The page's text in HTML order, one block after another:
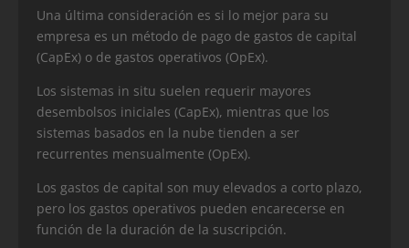
Una última consideración es si lo mejor para su
empresa es un método de pago de gastos de capital
(CapEx) o de gastos operativos (OpEx).
Los sistemas in situ suelen requerir mayores
desembolsos iniciales (CapEx), mientras que los
sistemas basados en la nube tienden a ser
recurrentes mensualmente (OpEx).
Los gastos de capital son muy elevados a corto plazo,
pero los gastos operativos pueden encarecerse en
función de la duración de la suscripción.